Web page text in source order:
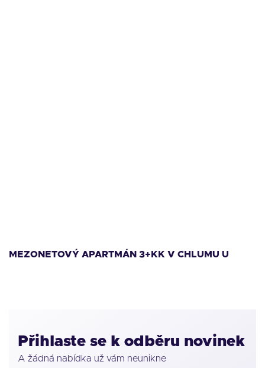
MEZONETOVÝ APARTMÁN 3+KK V CHLUMU U
Přihlaste se k odběru novinek
A žádná nabídka už vám neunikne